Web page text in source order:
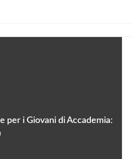
per i Giovani di Accademia: